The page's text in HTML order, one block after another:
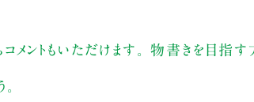
ントもいただけます。 物書きを目指す